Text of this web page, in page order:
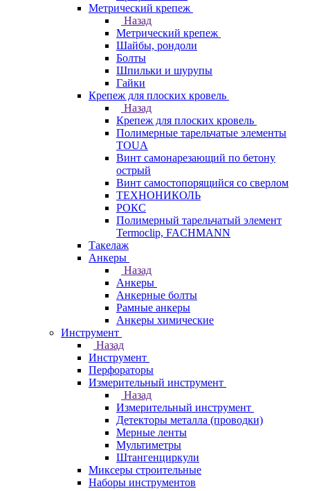
Метрический крепеж
Назад
Метрический крепеж
Шайбы, рондоли
Болты
Шпильки и шурупы
Гайки
Крепеж для плоских кровель
Назад
Крепеж для плоских кровель
Полимерные тарельчатые элементы
TOUA
Винт самонарезающий по бетону
острый
Винт самостопорящийся со сверлом
ТЕХНОНИКОЛЬ
РОКС
Полимерный тарельчатый элемент
Termoclip, FACHMANN
Такелаж
Анкеры
Назад
Анкеры
Анкерные болты
Рамные анкеры
Анкеры химические
Инструмент
Назад
Инструмент
Перфораторы
Измерительный инструмент
Назад
Измерительный инструмент
Детекторы металла (проводки)
Мерные ленты
Мультиметры
Штангенциркули
Миксеры строительные
Наборы инструментов